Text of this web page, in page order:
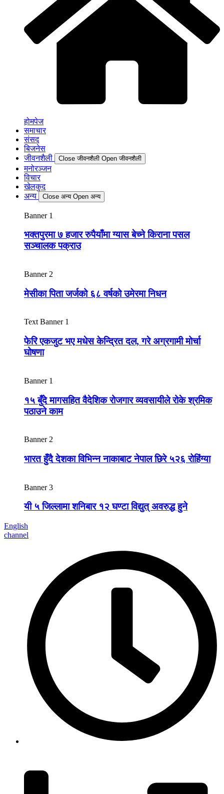
होमपेज
समाचार
संसद
बिजनेस
जीवनशैली
Close जीवनशैली Open जीवनशैली
मनोरञ्जन
विचार
खेलकुद
अन्य
Close अन्य Open अन्य
Banner 1
भक्तपुरमा ७ हजार रुपैयाँमा ग्यास बेच्ने किराना पसल
सञ्चालक पक्राउ
Banner 2
मेसीका पिता जर्जको ६८ वर्षको उमेरमा निधन
Text Banner 1
फेरि एकजुट भए मधेस केन्द्रित दल, गरे अग्रगामी मोर्चा
घोषणा
Banner 1
१५ बुँदे मागसहित वैदेशिक रोजगार व्यवसायीले रोके श्रमिक
पठाउने काम
Banner 2
भारत हुँदै देशका विभिन्न नाकाबाट नेपाल छिरे ५२६ रोहिंग्या
Banner 3
यी ५ जिल्लामा शनिबार १२ घण्टा विद्युत् अवरुद्ध हुने
English
channel